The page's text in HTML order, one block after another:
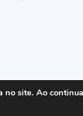
no site. Ao